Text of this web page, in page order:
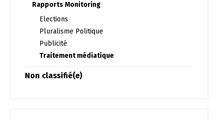
Rapports Monitoring
Elections
Pluralisme Politique
Publicité
Traitement médiatique
Non classifié(e)